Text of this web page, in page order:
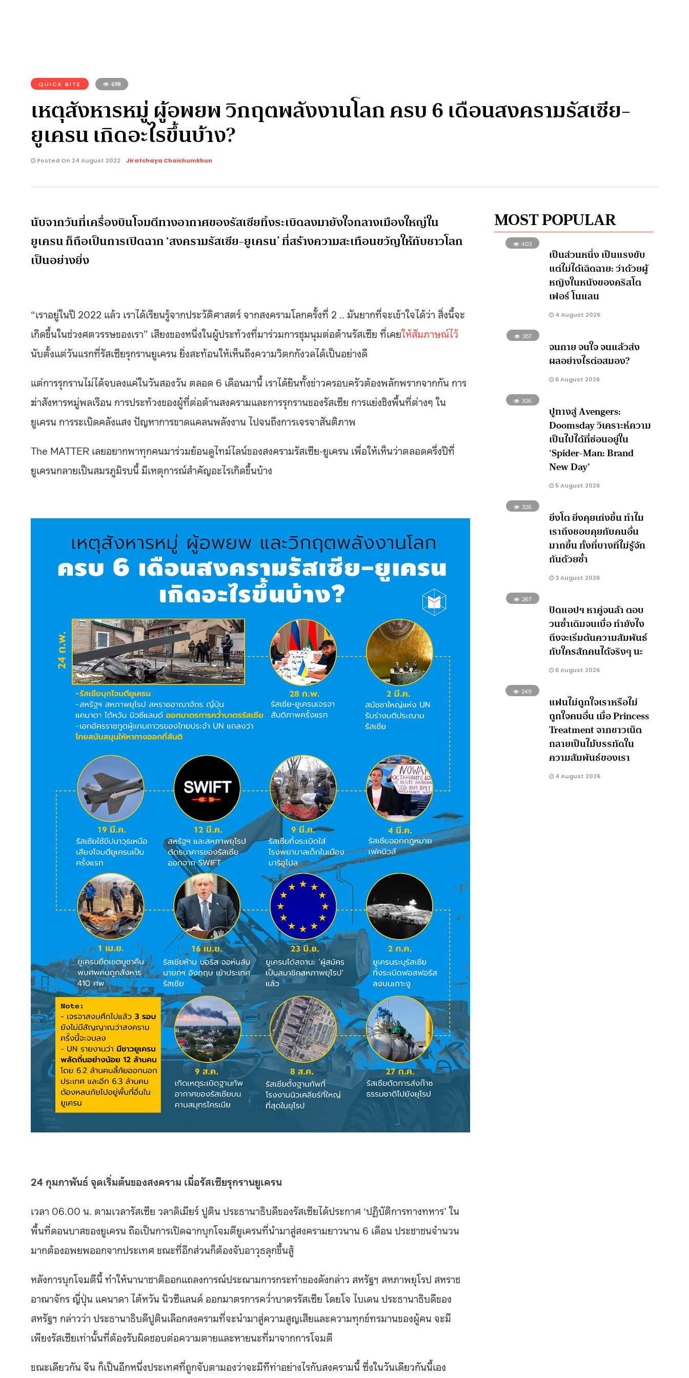
QUICK BITE 698
เหตุสังหารหมู่ ผู้อพยพ วิกฤตพลังงานโลก ครบ 6 เดือนสงครามรัสเซีย-
ยูเครน เกิดอะไรขึ้นบ้าง?
Posted On 24 August 2022 Jiratchaya Chaichumkhun
นับจากวันที่เครื่องบินโจมตีทางอากาศของรัสเซียทิ้งระเบิดลงมายังใจกลางเมืองใหญ่ใน
ยูเครน ก็ถือเป็นการเปิดฉาก ‘สงครามรัสเซีย-ยูเครน’ ที่สร้างความสะเทือนขวัญให้กับชาวโลก
เป็นอย่างยิ่ง
“เราอยู่ในปี 2022 แล้ว เราได้เรียนรู้จากประวัติศาสตร์ จากสงครามโลกครั้งที่ 2 .. มันยากที่จะเข้าใจได้ว่า สิ่งนี้จะ
เกิดขึ้นในช่วงศตวรรษของเรา” เสียงของหนึ่งในผู้ประท้วงที่มาร่วมการชุมนุมต่อต้านรัสเซีย ที่เคยให้สัมภาษณ์ไว้
นับตั้งแต่วันแรกที่รัสเซียรุกรานยูเครน ยิ่งสะท้อนให้เห็นถึงความวิตกกังวลได้เป็นอย่างดี
แต่การรุกรานไม่ได้จบลงแค่ในวันสองวัน ตลอด 6 เดือนมานี้ เราได้ยินทั้งข่าวครอบครัวต้องพลักพรากจากกัน การ
ฆ่าสังหารหมู่พลเรือน การประท้วงของผู้ที่ต่อต้านสงครามและการรุกรานของรัสเซีย การแย่งชิงพื้นที่ต่างๆ ใน
ยูเครน การระเบิดคลังแสง ปัญหาการขาดแคลนพลังงาน ไปจนถึงการเจรจาสันติภาพ
The MATTER เลยอยากพาทุกคนมาร่วมย้อนดูไทม์ไลน์ของสงครามรัสเซีย-ยูเครน เพื่อให้เห็นว่าตลอดครึ่งปีที่
ยูเครนกลายเป็นสมรภูมิรบนี้ มีเหตุการณ์สำคัญอะไรเกิดขึ้นบ้าง
24 กุมภาพันธ์ จุดเริ่มต้นของสงคราม เมื่อรัสเซียรุกรานยูเครน
เวลา 06.00 น. ตามเวลารัสเซีย วลาดิเมียร์ ปูติน ประธานาธิบดีของรัสเซียได้ประกาศ ‘ปฏิบัติการทางทหาร’ ใน
พื้นที่ดอนบาสของยูเครน ถือเป็นการเปิดฉากบุกโจมตียูเครนที่นำมาสู่สงครามยาวนาน 6 เดือน ประชาชนจำนวน
มากต้องอพยพออกจากประเทศ ขณะที่อีกส่วนก็ต้องจับอาวุธลุกขึ้นสู้
หลังการบุกโจมตีนี้ ทำให้นานาชาติออกแถลงการณ์ประณามการกระทำของดังกล่าว สหรัฐฯ สหภาพยุโรป สหราช
อาณาจักร ญี่ปุ่น แคนาดา ไต้หวัน นิวซีแลนด์ ออกมาตรการคว่ำบาตรรัสเซีย โดยโจ ไบเดน ประธานาธิบดีของ
สหรัฐฯ กล่าวว่า ประธานาธิบดีปูตินเลือกสงครามที่จะนำมาสู่ความสูญเสียและความทุกข์ทรมานของผู้คน จะมี
เพียงรัสเซียเท่านั้นที่ต้องรับผิดชอบต่อความตายและหายนะที่มาจากการโจมตี
ขณะเดียวกัน จีน ก็เป็นอีกหนึ่งประเทศที่ถูกจับตามองว่าจะมีทีท่าอย่างไรกับสงครามนี้ ซึ่งในวันเดียวกันนี้เอง
MOST POPULAR
403
เป็นส่วนหนึ่ง เป็นแรงขับ
แต่ไม่ได้เฉิดฉาย: ว่าด้วยผู้
หญิงในหนังของคริสโต
เฟอร์ โนแลน
4 August 2026
357
จนกาย จนใจ จนแล้วส่ง
ผลอย่างไรต่อสมอง?
6 August 2026
326
ปูทางสู่ Avengers:
Doomsday วิเคราะห์ความ
เป็นไปได้ที่ซ่อนอยู่ใน
‘Spider-Man: Brand
New Day’
5 August 2026
326
ยิ่งโต ยิ่งคุยเก่งขึ้น ทำไม
เราถึงชอบคุยกับคนอื่น
มากขึ้น ทั้งที่บางทีไม่รู้จัก
กันด้วยซ้ำ
3 August 2026
267
ปัดแอปฯ หาคู่จนล้า ตอบ
วนซ้ำเดิมจนเบื่อ ทำยังไง
ถึงจะเริ่มต้นความสัมพันธ์
กับใครสักคนได้จริงๆ นะ
6 August 2026
249
แฟนไม่ถูกใจเราหรือไม่
ถูกใจคนอื่น เมื่อ Princess
Treatment จากชาวเน็ต
กลายเป็นไม้บรรทัดใน
ความสัมพันธ์ของเรา
4 August 2026